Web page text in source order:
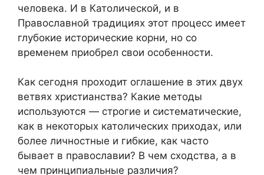
человека. И в Католической, и в
Православной традициях этот процесс имеет
глубокие исторические корни, но со
временем приобрел свои особенности.
Как сегодня проходит оглашение в этих двух
ветвях христианства? Какие методы
используются — строгие и систематические,
как в некоторых католических приходах, или
более личностные и гибкие, как часто
бывает в православии? В чем сходства, а в
чем принципиальные различия?